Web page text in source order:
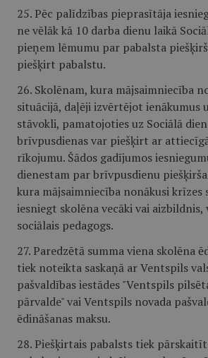
25. Pēc palīdzības pieprasītāja
ne vēlāk kā 10 darba dienu laikā
pieņem lēmumu par pabalsta
piešķirt pabalstu.
26. Skolēnam, kura mājsaimniecība
situācijā, daļēji izvērtējot ienākumus
stāvokli, pamatojoties uz Sociālā
brīvpusdienas var piešķirt ar
rīkojumu. Šādos gadījumos
dienestam par brīvpusdienu
kura mājsaimniecība nonākusi krīzes
iesniegt skolēna vecāki vai aizbildnis,
sociālais pedagogs.
27. Paredzētā summa viena skolēna
tiek noteikta saskaņā ar Ventspils
pašvaldības iestādes "Ventspils
pārvalde" vai Ventspils novada
ēdināšanas maksu.
28. Piešķirtais pabalsts tiek